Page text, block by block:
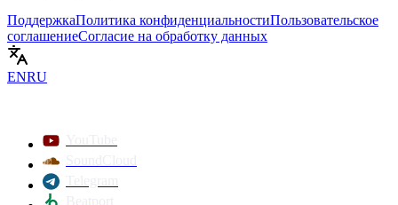
ПоддержкаПолитика конфиденциальностиПользовательское
соглашениеСогласие на обработку данных
ENRU